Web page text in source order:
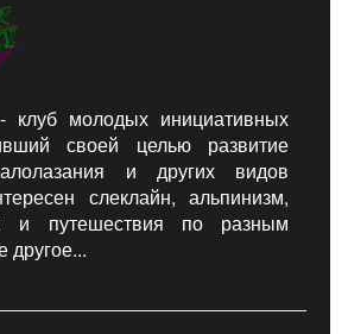
клуб молодых инициативных
своей целью развитие
и других видов
слеклайн, альпинизм,
и путешествия по разным
другое...